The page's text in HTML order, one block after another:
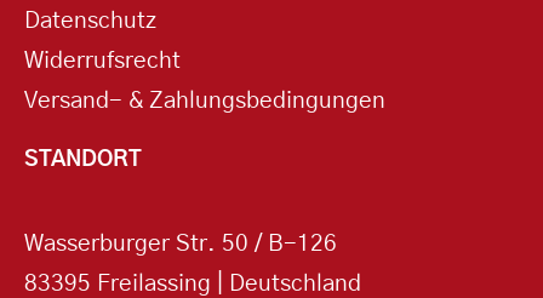
Datenschutz
Widerrufsrecht
Versand- & Zahlungsbedingungen
STANDORT
Wasserburger Str. 50 / B-126
83395 Freilassing | Deutschland